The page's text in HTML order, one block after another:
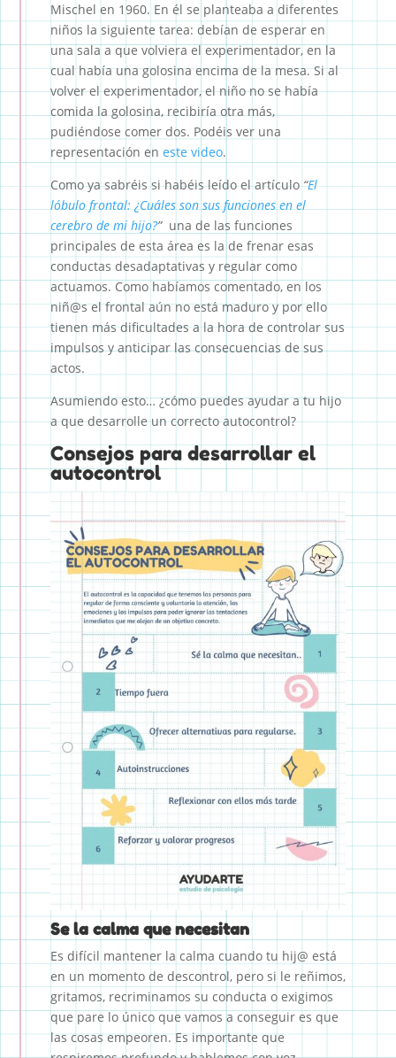
Mischel en 1960. En él se planteaba a diferentes
niños la siguiente tarea: debían de esperar en
una sala a que volviera el experimentador, en la
cual había una golosina encima de la mesa. Si al
volver el experimentador, el niño no se había
comida la golosina, recibiría otra más,
pudiéndose comer dos. Podéis ver una
representación en este video.
Como ya sabréis si habéis leído el artículo“El
lóbulo frontal: ¿Cuáles son sus funciones en el
cerebro de mi hijo?”una de las funciones
principales de esta área es la de frenar esas
conductas desadaptativas y regular como
actuamos. Como habíamos comentado, en los
niñ@s el frontal aún no está maduro y por ello
tienen más dificultades a la hora de controlar sus
impulsos y anticipar las consecuencias de sus
actos.
Asumiendo esto… ¿cómo puedes ayudar a tu hijo
a que desarrolle un correcto autocontrol?
Consejos para desarrollar el
autocontrol
Se la calma que necesitan
Es difícil mantener la calma cuando tu hij@ está
en un momento de descontrol, pero si le reñimos,
gritamos, recriminamos su conducta o exigimos
que pare lo único que vamos a conseguir es que
las cosas empeoren. Es importante que